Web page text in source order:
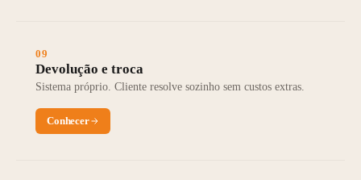
09
Devolução e troca
Sistema próprio. Cliente resolve sozinho sem custos extras.
Conhecer